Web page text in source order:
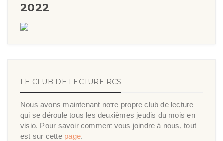
2022
LE CLUB DE LECTURE RCS
Nous avons maintenant notre propre club de lecture
qui se déroule tous les deuxièmes jeudis du mois en
visio. Pour savoir comment vous joindre à nous, tout
est sur cette page.